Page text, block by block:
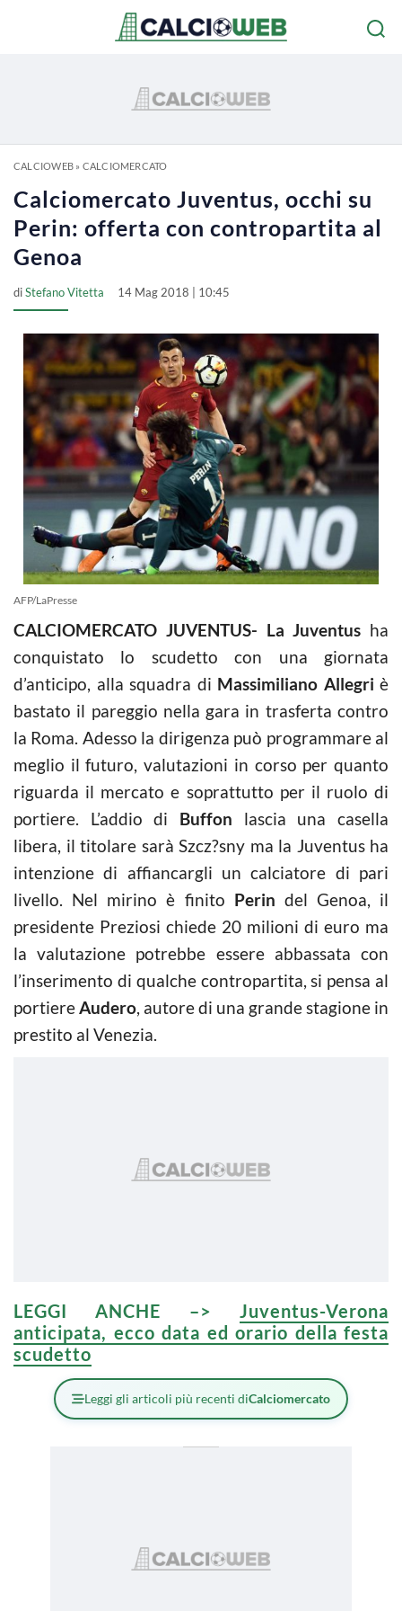
CALCIOWEB» CALCIOMERCATO
Calciomercato Juventus, occhi su
Perin: offerta con contropartita al
Genoa
diStefano Vitetta 14 Mag 2018 | 10:45
AFP/LaPresse
CALCIOMERCATO JUVENTUS- La Juventus ha
conquistato lo scudetto con una giornata
d’anticipo, alla squadra di Massimiliano Allegri è
bastato il pareggio nella gara in trasferta contro
la Roma. Adesso la dirigenza può programmare al
meglio il futuro, valutazioni in corso per quanto
riguarda il mercato e soprattutto per il ruolo di
portiere. L’addio di Buffon lascia una casella
libera, il titolare sarà Szcz?sny ma la Juventus ha
intenzione di affiancargli un calciatore di pari
livello. Nel mirino è finito Perin del Genoa, il
presidente Preziosi chiede 20 milioni di euro ma
la valutazione potrebbe essere abbassata con
l’inserimento di qualche contropartita, si pensa al
portiereAudero, autore di una grande stagione in
prestito al Venezia.
LEGGI ANCHE –>
Juventus-Verona
anticipata, ecco data ed orario della festa
scudetto
Leggi gli articoli più recenti diCalciomercato